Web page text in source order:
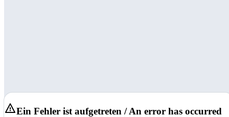
Ein Fehler ist aufgetreten / An error has occurred